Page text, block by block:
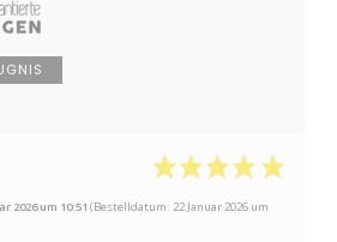
2026 um 10:51 (Bestelldatum: 22 Januar 2026 um